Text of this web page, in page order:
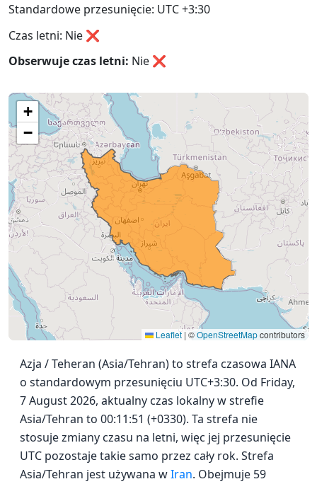
Standardowe przesunięcie: UTC +3:30
Czas letni: Nie ❌
Obserwuje czas letni: Nie ❌
+
−
Leaflet | ©OpenStreetMapcontributors
Azja / Teheran (Asia/Tehran) to strefa czasowa IANA
o standardowym przesunięciu UTC+3:30. Od Friday,
7 August 2026, aktualny czas lokalny w strefie
Asia/Tehran to 00:11:51 (+0330). Ta strefa nie
stosuje zmiany czasu na letni, więc jej przesunięcie
UTC pozostaje takie samo przez cały rok. Strefa
Asia/Tehran jest używana wIran. Obejmuje 59